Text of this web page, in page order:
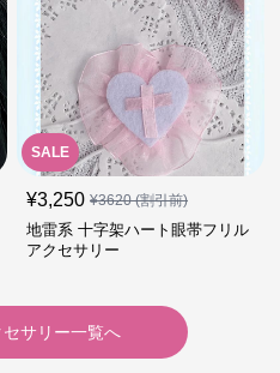
SALE
¥3,250 ¥3620(割引前)
地雷系 十字架ハート眼帯フリル
アクセサリー
サリー一覧へ